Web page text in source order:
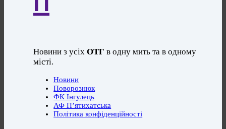
Новини з усіхОТГ в одну мить та в одному
місті.
Новини
Поворознюк
ФК Інгулець
АФ П’ятихатська
Політика конфіденційності